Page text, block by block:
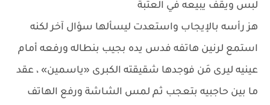
لبس ويقف يبيعه في العتبة
هز رأسه بالإيجاب واستعدت ليسألها سؤال آخر لكنه
استمع لرنين هاتفه فدس يده بجيب بنطاله ورفعه أمام
عينيه ليرى مَن فوجدها شقيقته الكبرى «ياسمين» ، عقد
ما بين حاجبيه بتعجب ثم لمس الشاشة ورفع الهاتف